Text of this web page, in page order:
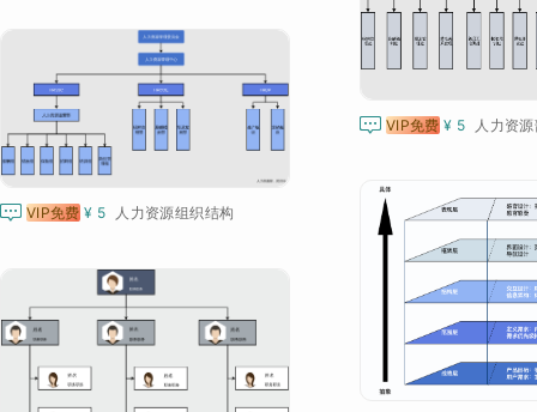
 VIP免费 ¥ 5 人力资
 VIP免费 ¥ 5 人力资源组织结构